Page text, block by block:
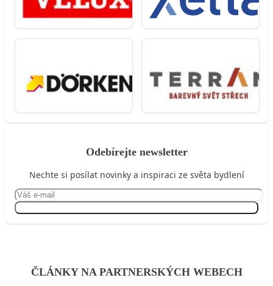
Odebírejte newsletter
Nechte si posílat novinky a inspiraci ze světa bydlení
ČLÁNKY NA PARTNERSKÝCH WEBECH